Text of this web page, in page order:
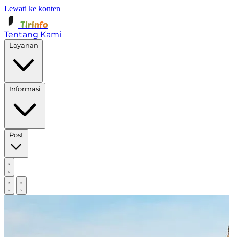
Lewati ke konten
Tirinfo
Tentang Kami
Post